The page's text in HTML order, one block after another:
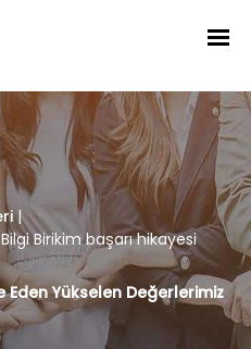
365 CRM
|
Birikim başarı hikayesi
Eden Yükselen Değerlerimiz